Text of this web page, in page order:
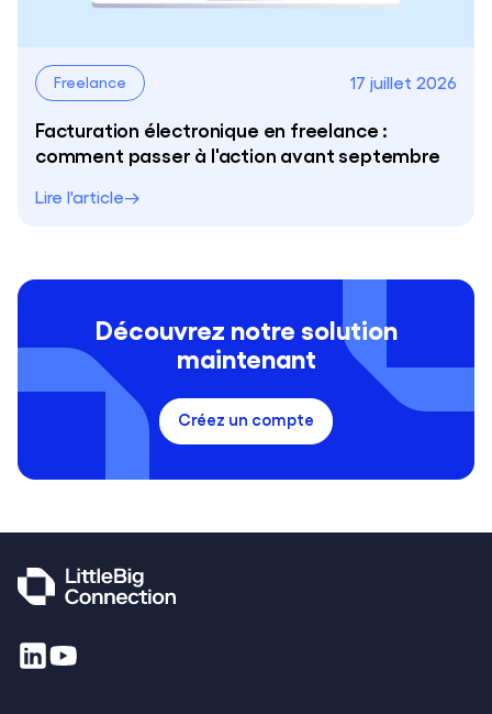
Freelance 17 juillet 2026
Facturation électronique en freelance :
comment passer à l'action avant septembre
Lire l'article
Découvrez notre solution
maintenant
Créez un compte